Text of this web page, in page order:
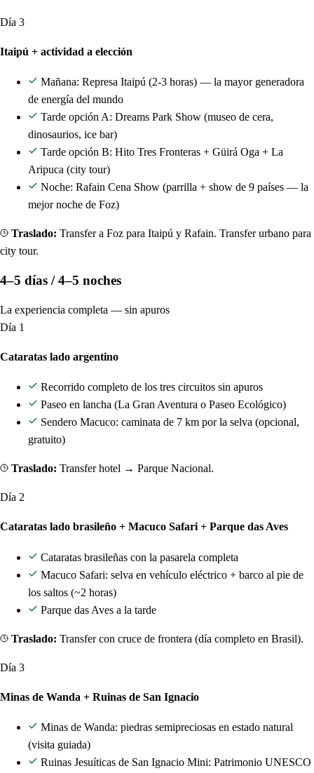
Día 3
Itaipú + actividad a elección
Mañana: Represa Itaipú (2-3 horas) — la mayor generadora
de energía del mundo
Tarde opción A: Dreams Park Show (museo de cera,
dinosaurios, ice bar)
Tarde opción B: Hito Tres Fronteras + Güirá Oga + La
Aripuca (city tour)
Noche: Rafain Cena Show (parrilla + show de 9 países — la
mejor noche de Foz)
Traslado: Transfer a Foz para Itaipú y Rafain. Transfer urbano para
city tour.
4–5 días / 4–5 noches
La experiencia completa — sin apuros
Día 1
Cataratas lado argentino
Recorrido completo de los tres circuitos sin apuros
Paseo en lancha (La Gran Aventura o Paseo Ecológico)
Sendero Macuco: caminata de 7 km por la selva (opcional,
gratuito)
Traslado: Transfer hotel → Parque Nacional.
Día 2
Cataratas lado brasileño + Macuco Safari + Parque das Aves
Cataratas brasileñas con la pasarela completa
Macuco Safari: selva en vehículo eléctrico + barco al pie de
los saltos (~2 horas)
Parque das Aves a la tarde
Traslado: Transfer con cruce de frontera (día completo en Brasil).
Día 3
Minas de Wanda + Ruinas de San Ignacio
Minas de Wanda: piedras semipreciosas en estado natural
(visita guiada)
Ruinas Jesuíticas de San Ignacio Mini: Patrimonio UNESCO